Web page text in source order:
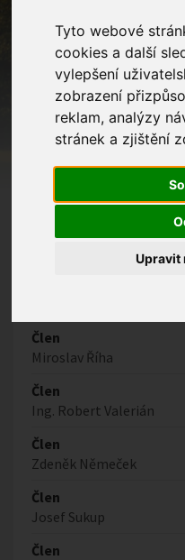
Tyto webové
cookies a další
vylepšení
zobrazení
reklam, analýzy
stránek a zjištění
Upravit
Základní
Starosta obce
Radoslav Říha
Člen
Miroslav Říha
Člen
Ing. Robert Valerián
Člen
Zdeněk Němeček
Člen
Josef Sukup
Člen